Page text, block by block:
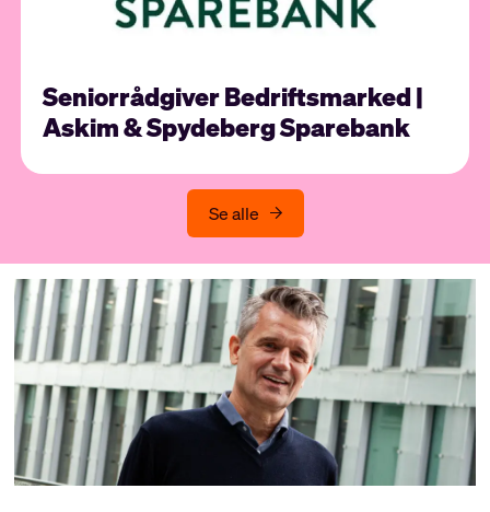
Seniorrådgiver Bedriftsmarked |
Askim & Spydeberg Sparebank
Se alle